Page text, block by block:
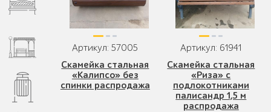
Артикул: 57005
Скамейка стальная
«Калипсо» без
спинки распродажа
Артикул: 61941
Скамейка стальная
«Риза» с
подлокотниками
палисандр 1,5 м
распродажа